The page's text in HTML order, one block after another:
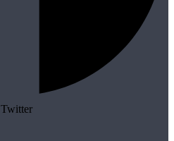
Twitter